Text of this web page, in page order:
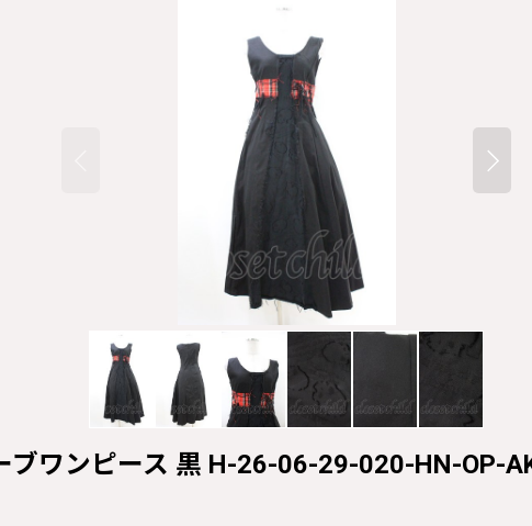
ブワンピース 黒 H-26-06-29-020-HN-OP-